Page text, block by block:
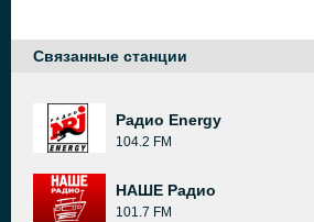
Связанные станции
Радио Energy
104.2 FM
НАШЕ Радио
101.7 FM